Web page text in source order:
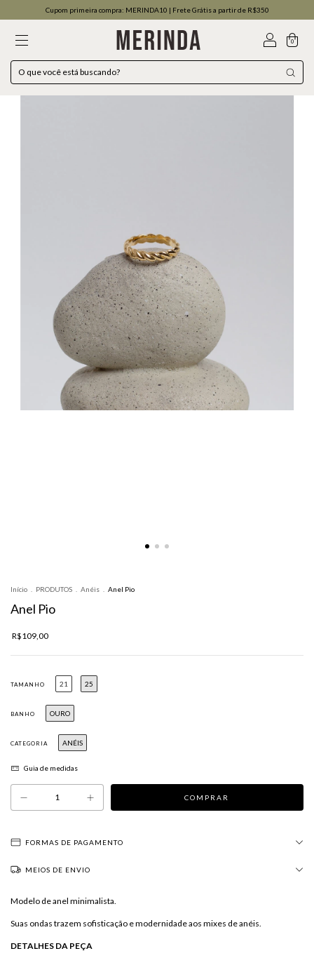
Cupom primeira compra: MERINDA10 | Frete Grátis a partir de R$350
0
Início PRODUTOS Anéis Anel Pio
Anel Pio
R$109,00
TAMANHO 21 25
BANHO OURO
CATEGORIA ANÉIS
Guia de medidas
FORMAS DE PAGAMENTO
MEIOS DE ENVIO
Modelo de anel minimalista.
Suas ondas trazem sofisticação e modernidade aos mixes de anéis.
DETALHES DA PEÇA